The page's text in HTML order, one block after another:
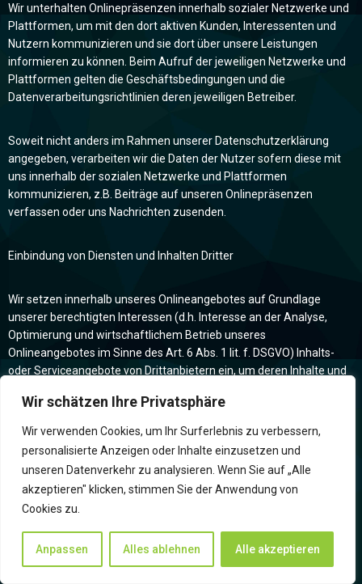
Wir schätzen Ihre Privatsphäre
Wir verwenden Cookies, um Ihr Surferlebnis zu verbessern,
personalisierte Anzeigen oder Inhalte einzusetzen und
unseren Datenverkehr zu analysieren. Wenn Sie auf „Alle
akzeptieren" klicken, stimmen Sie der Anwendung von
Cookies zu.
Anpassen Alles ablehnen Alle akzeptieren
Wir unterhalten Onlinepräsenzen innerhalb sozialer Netzwerke und
Plattformen, um mit den dort aktiven Kunden, Interessenten und
Nutzern kommunizieren und sie dort über unsere Leistungen
informieren zu können. Beim Aufruf der jeweiligen Netzwerke und
Plattformen gelten die Geschäftsbedingungen und die
Datenverarbeitungsrichtlinien deren jeweiligen Betreiber.
Soweit nicht anders im Rahmen unserer Datenschutzerklärung
angegeben, verarbeiten wir die Daten der Nutzer sofern diese mit
uns innerhalb der sozialen Netzwerke und Plattformen
kommunizieren, z.B. Beiträge auf unseren Onlinepräsenzen
verfassen oder uns Nachrichten zusenden.
Einbindung von Diensten und Inhalten Dritter
Wir setzen innerhalb unseres Onlineangebotes auf Grundlage
unserer berechtigten Interessen (d.h. Interesse an der Analyse,
Optimierung und wirtschaftlichem Betrieb unseres
Onlineangebotes im Sinne des Art. 6 Abs. 1 lit. f. DSGVO) Inhalts-
oder Serviceangebote von Drittanbietern ein, um deren Inhalte und
(nachfolgend einheitlich bezeichnet als “Inhalte”).
Dies setzt immer voraus, dass die Drittanbieter dieser Inhalte, die IP-
Adresse der Nutzer wahrnehmen, da sie ohne die IP-Adresse die
Inhalte nicht an deren Browser senden könnten. Die IP-Adresse ist
damit für die Darstellung dieser Inhalte erforderlich. Wir bemühen
Drittanbieter können ferner so genannte Pixel-Tags (unsichtbare